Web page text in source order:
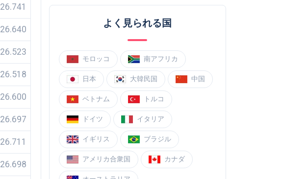
26.741
26.640
26.523
26.518
26.600
26.697
26.711
26.698
よく見られる国
モロッコ 南アフリカ
日本 大韓民国 中国
ベトナム トルコ
ドイツ イタリア
イギリス ブラジル
アメリカ合衆国 カナダ